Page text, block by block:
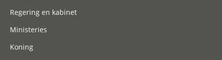
Regering en kabinet
Ministeries
Koning